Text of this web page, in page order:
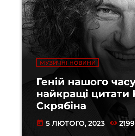
МУЗИЧНІ НОВИНИ
Геній нашого
найкращі цитати
Скрябіна
today 5 ЛЮТОГО, 2023